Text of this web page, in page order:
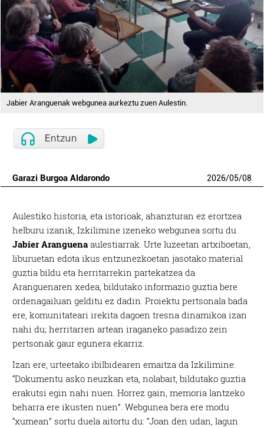
Jabier Aranguenak webgunea aurkeztu zuen Aulestin.
Garazi Burgoa Aldarondo 2026/05/08
Aulestiko historia, eta istorioak, ahanzturan ez erortzea
helburu izanik, Izkilimine izeneko webgunea sortu du
Jabier Aranguena aulestiarrak. Urte luzeetan artxiboetan,
liburuetan edota ikus entzunezkoetan jasotako material
guztia bildu eta herritarrekin partekatzea da
Aranguenaren xedea, bildutako informazio guztia bere
ordenagailuan gelditu ez dadin. Proiektu pertsonala bada
ere, komunitateari irekita dagoen tresna dinamikoa izan
nahi du; herritarren artean iraganeko pasadizo zein
pertsonak gaur egunera ekarriz.
Izan ere, urteetako ibilbidearen emaitza da Izkilimine:
“Dokumentu asko neuzkan eta, nolabait, bildutako guztia
erakutsi egin nahi nuen. Horrez gain, memoria lantzeko
beharra ere ikusten nuen”. Webgunea bera ere modu
“xumean” sortu duela aitortu du: “Joan den udan, lagun